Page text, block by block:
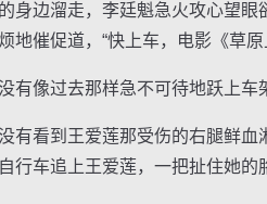
边溜走，李廷魁急火攻心望眼
地催促道，“快上车，电影《草
像过去那样急不可待地跃上车
看到王爱莲那受伤的右腿鲜血
行车追上王爱莲，一把扯住她